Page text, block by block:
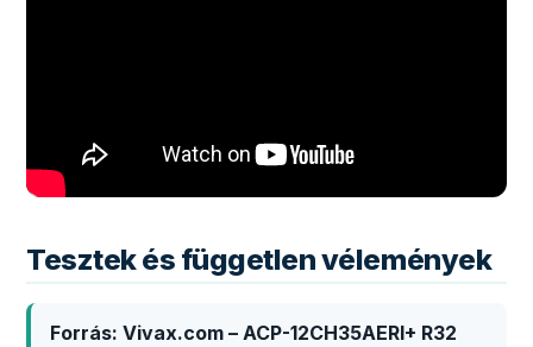
Tesztek és független vélemények
Forrás: Vivax.com – ACP-12CH35AERI+ R32